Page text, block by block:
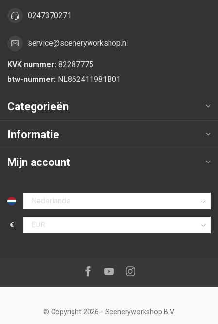
0247370271
service@sceneryworkshop.nl
KVK nummer: 82287775
btw-nummer: NL862411981B01
Categorieën
Informatie
Mijn account
Selecteer taal
€
Selecteer valuta
Volg ons op:Facebook
YoutubeInstagram
© Copyright 2026 - Sceneryworkshop B.V.